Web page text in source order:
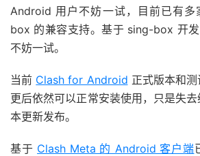
Android 用户不妨一试，目前已有
box 的兼容支持。基于 sing-box 开
不妨一试。
当前 Clash for Android 正式版本和
更后依然可以正常安装使用，只是失
本更新发布。
基于 Clash Meta 的 Android 客户端